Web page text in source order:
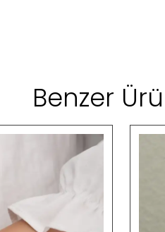
Benzer